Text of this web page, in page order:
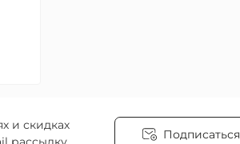
и скидках
Подписаться